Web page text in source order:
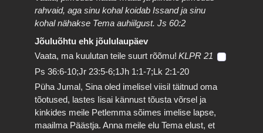
rahvaid, aga sinu kohal koidab Issand ja sinu
kohal nähakse Tema auhiilgust. Js 60:2
Jõuluõhtu ehk jõululaupäev
Vaata, ma kuulutan teile suurt rõõmu! KLPR 21
Ps 36:6-10;Jr 23:5-6;1Jh 1:1-7;Lk 2:1-20
Püha Jumal, Sina oled imelisel viisil täitnud oma
tõotused, lastes Iisai kännust tõusta võrsel ja
kinkides meile Petlemma sõimes imelise lapse,
maailma Päästja. Anna meile elu Tema elust, et